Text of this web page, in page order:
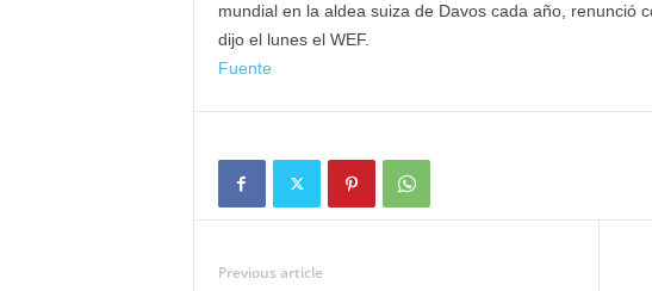
mundial en la aldea suiza de Davos cada año, renunció
dijo el lunes el WEF.
Fuente
Previous article